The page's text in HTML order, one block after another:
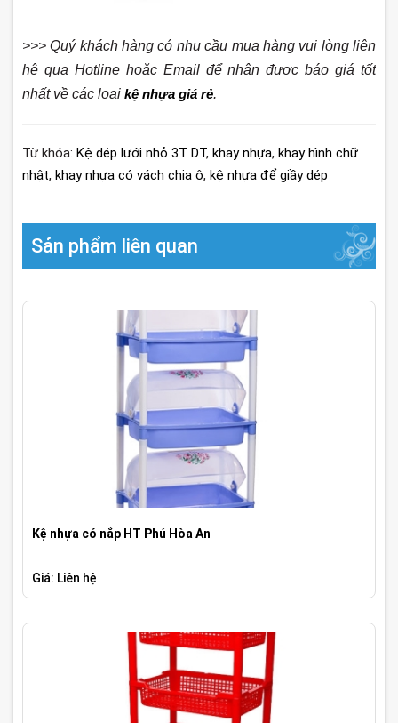
>>> Quý khách hàng có nhu cầu mua hàng vui lòng liên
hệ qua Hotline hoặc Email để nhận được báo giá tốt
nhất về các loại kệ nhựa giá rẻ.
Từ khóa: Kệ dép lưới nhỏ 3T DT, khay nhựa, khay hình chữ
nhật, khay nhựa có vách chia ô, kệ nhựa để giầy dép
Sản phẩm liên quan
Kệ nhựa có nắp HT Phú Hòa An
Giá: Liên hệ